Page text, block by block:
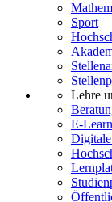
Sport
Lehre
E-